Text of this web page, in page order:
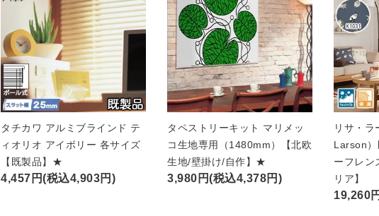
タチカワ アルミブラインド テ
ィオリオ アイボリー 各サイズ
【既製品】★
4,457円(税込4,903円)
タペストリーキット マリメッ
コ生地専用（1480mm）【北欧
生地/壁掛け/自作】★
3,980円(税込4,378円)
リサ・ラ
Larson）
ーフレン
リア】
19,260